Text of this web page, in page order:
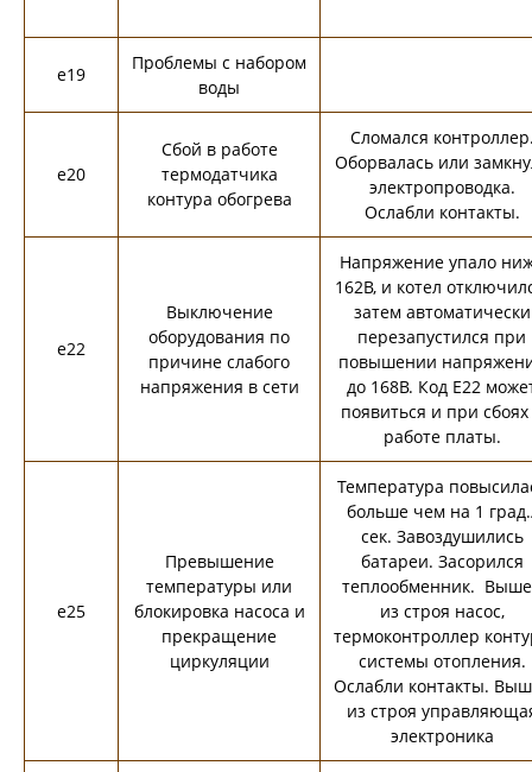
e19
Проблемы с набором
воды
e20
Сбой в работе
термодатчика
контура обогрева
Сломался
Оборвалась или
электропроводка.
Ослабли контакты.
e22
Выключение
оборудования по
причине слабого
напряжения в сети
Напряжение упало
162В, и котел
затем автоматически
перезапустился при
повышении
до 168В. Код E22
появиться и при
работе платы.
e25
Превышение
температуры или
блокировка насоса и
прекращение
циркуляции
Температура
больше чем на 1
сек. Завоздушились
батареи. Засорился
теплообменник.
из строя насос,
термоконтроллер
системы отопления.
Ослабли контакты.
из строя
электроника